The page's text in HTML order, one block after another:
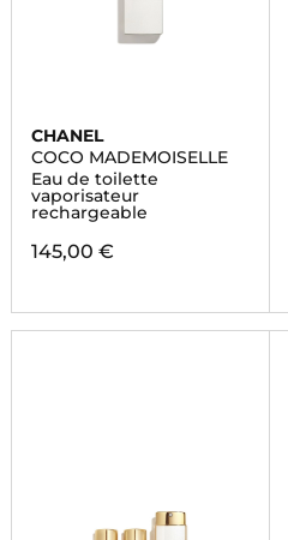
CHANEL
COCO MADEMOISELLE
Eau de toilette
vaporisateur
rechargeable
145,00 €